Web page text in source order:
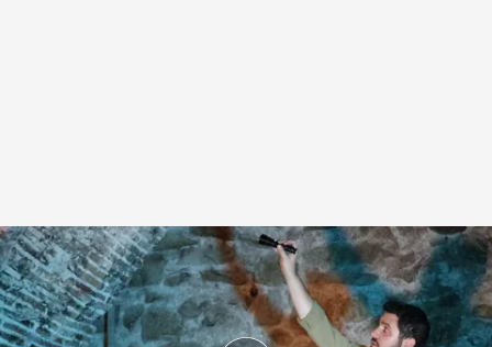
La nueva investigación de Nacho Navarro.
Cuarto Milenio
27 OCT 2024 - 22:15h.